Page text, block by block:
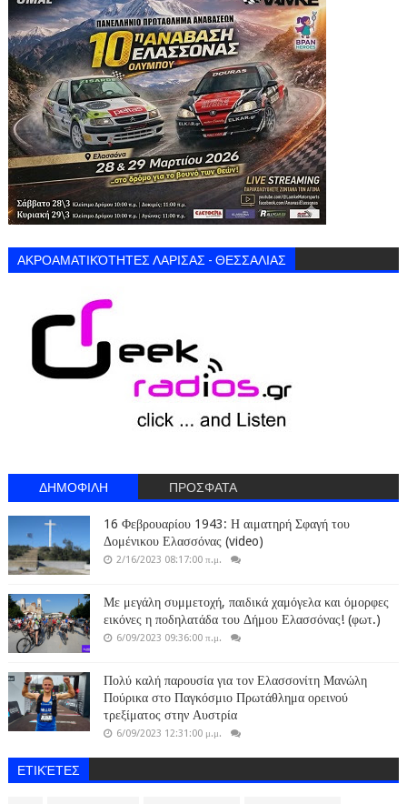
ΑΚΡΟΑΜΑΤΙΚΌΤΗΤΕΣ ΛΑΡΙΣΑΣ - ΘΕΣΣΑΛΙΑΣ
ΔΗΜΟΦΙΛΗ ΠΡΟΣΦΑΤΑ
16 Φεβρουαρίου 1943: Η αιματηρή Σφαγή του
Δομένικου Ελασσόνας (video)
2/16/2023 08:17:00 π.μ.
Με μεγάλη συμμετοχή, παιδικά χαμόγελα και όμορφες
εικόνες η ποδηλατάδα του Δήμου Ελασσόνας! (φωτ.)
6/09/2023 09:36:00 π.μ.
Πολύ καλή παρουσία για τον Ελασσονίτη Μανώλη
Πούρικα στο Παγκόσμιο Πρωτάθλημα ορεινού
τρεξίματος στην Αυστρία
6/09/2023 12:31:00 μ.μ.
ΕΤΙΚΈΤΕΣ